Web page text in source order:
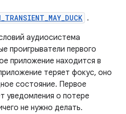
.
аудиосистема
проигрыватели первого
приложение находится в
теряет фокус, оно
состояние. Первое
уведомления о потере
не нужно делать.